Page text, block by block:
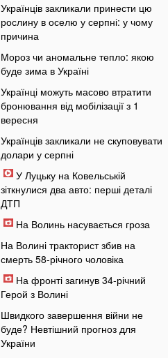
Українців закликали принести цю
рослину в оселю у серпні: у чому
причина
Мороз чи аномальне тепло: якою
буде зима в Україні
Українці можуть масово втратити
бронювання від мобілізації з 1
вересня
Українців закликали не скуповувати
долари у серпні
У Луцьку на Ковельській
зіткнулися два авто: перші деталі
ДТП
На Волинь насувається гроза
На Волині тракторист збив на
смерть 58-річного чоловіка
На фронті загинув 34-річний
Герой з Волині
Швидкого завершення війни не
буде? Невтішний прогноз для
України